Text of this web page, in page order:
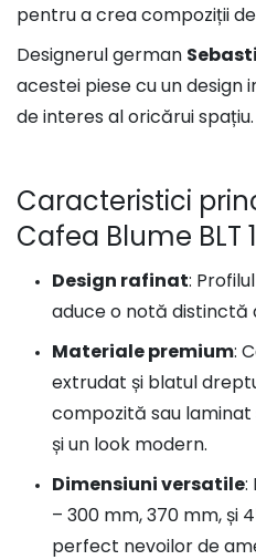
pentru a crea compoziții
Designerul german
acestei piese cu un design
de interes al oricărui spațiu.
Caracteristici
Cafea Blume BLT
Design rafinat:
aduce o notă distinctă
Materiale premium:
extrudat și blatul
compozită sau
și un look modern.
Dimensiuni versatile:
– 300 mm, 370 mm, și
perfect nevoilor de